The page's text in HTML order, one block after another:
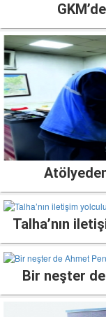
Talha’nın
Bir neşter